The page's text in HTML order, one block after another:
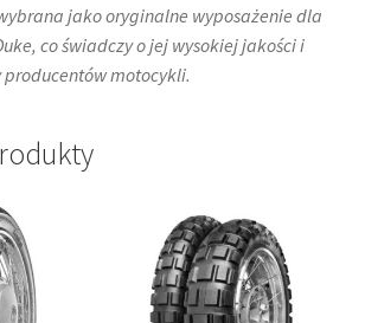
jako oryginalne wyposażenie dla
co świadczy o jej wysokiej jakości i
motocykli.